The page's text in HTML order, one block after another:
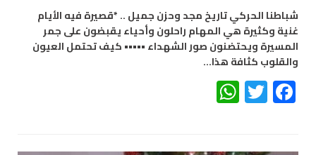
شباطنا الحركي تاريخ مجد وحزن جميل .. *قصيرة فيه الأيام
غنية وكثيرة هي المهام راحلون وأحياء يقبضون على جمر
المسيرة ويحتضنون صور الشهداء ••••• كيف تحتمل العيون
والقلوب كثافة هذا…
Facebook
Twitter